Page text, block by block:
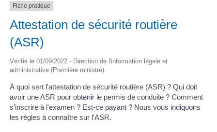
Fiche pratique
Attestation de sécurité routière
(ASR)
Vérifié le 01/09/2022 - Direction de l'information légale et
administrative (Première ministre)
À quoi sert l'attestation de sécurité routière (ASR) ? Qui doit
avoir une ASR pour obtenir le permis de conduite ? Comment
s’inscrire à l'examen ? Est-ce payant ? Nous vous indiquons
les règles à connaître sur l'ASR.